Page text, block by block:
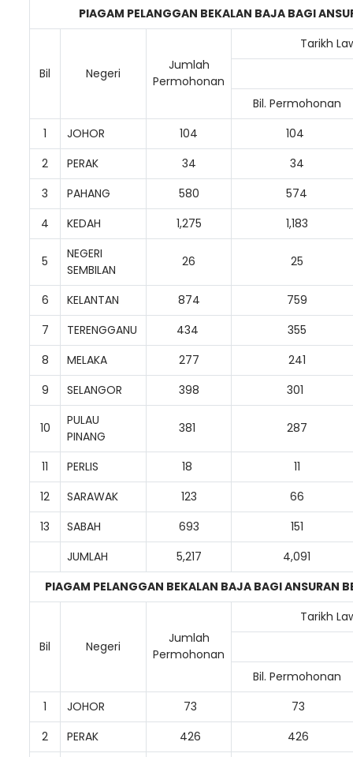
PIAGAM PELANGGAN BEKALAN BAJA BAGI
Bil Negeri
Jumlah
Permohonan
Tarikh
Bil. Permohonan
1
JOHOR 104
104
2
PERAK 34
34
3
PAHANG 580
574
4
KEDAH 1,275 1,183
5
NEGERI
SEMBILAN
26 25
6 KELANTAN 874
759
7
TERENGGANU 434
355
8
MELAKA 277
241
9
SELANGOR 398 301
10
PULAU
PINANG
381 287
11 PERLIS 18
11
12
SARAWAK 123
66
13
SABAH 693
151
JUMLAH
5,217
4,091
PIAGAM PELANGGAN BEKALAN BAJA BAGI ANSURAN
Bil Negeri
Jumlah
Permohonan
Tarikh
Bil. Permohonan
1
JOHOR 73
73
2
PERAK 426
426